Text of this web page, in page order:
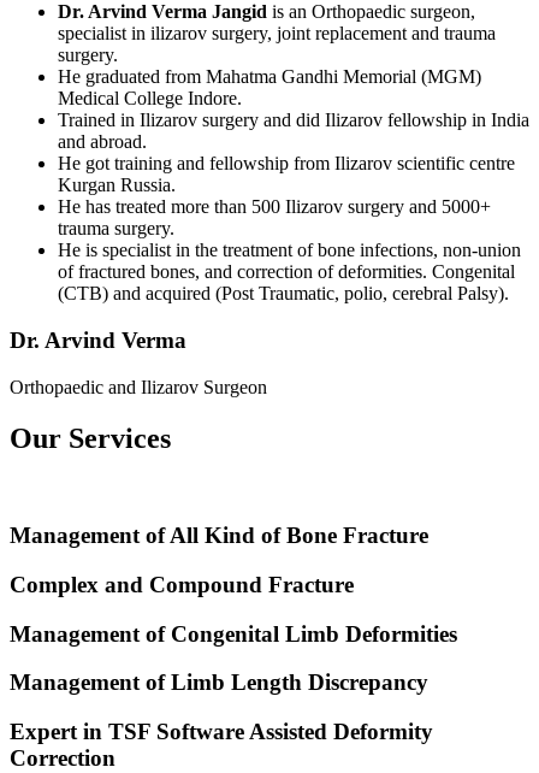
Dr. Arvind Verma Jangid is an Orthopaedic surgeon,
specialist in ilizarov surgery, joint replacement and trauma
surgery.
He graduated from Mahatma Gandhi Memorial (MGM)
Medical College Indore.
Trained in Ilizarov surgery and did Ilizarov fellowship in India
and abroad.
He got training and fellowship from Ilizarov scientific centre
Kurgan Russia.
He has treated more than 500 Ilizarov surgery and 5000+
trauma surgery.
He is specialist in the treatment of bone infections, non-union
of fractured bones, and correction of deformities. Congenital
(CTB) and acquired (Post Traumatic, polio, cerebral Palsy).
Dr. Arvind Verma
Orthopaedic and Ilizarov Surgeon
Our Services
Management of All Kind of Bone Fracture
Complex and Compound Fracture
Management of Congenital Limb Deformities
Management of Limb Length Discrepancy
Expert in TSF Software Assisted Deformity
Correction